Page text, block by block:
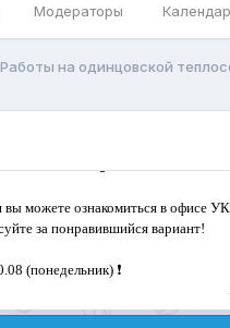
Модераторы
Работы на одинцовской